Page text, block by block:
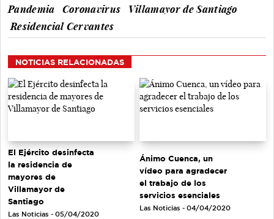
Pandemia
Coronavirus
Villamayor de Santiago
Residencial Cervantes
NOTICIAS RELACIONADAS
El Ejército desinfecta
la residencia de
mayores de
Villamayor de
Santiago
Las Noticias - 05/04/2020
Ánimo Cuenca, un
vídeo para agradecer
el trabajo de los
servicios esenciales
Las Noticias - 04/04/2020